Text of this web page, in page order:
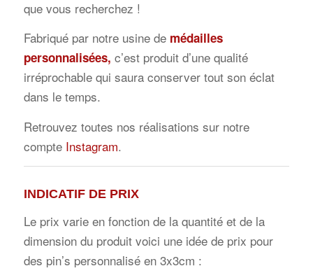
que vous recherchez !
Fabriqué par notre usine de médailles
personnalisées, c’est produit d’une qualité
irréprochable qui saura conserver tout son éclat
dans le temps.
Retrouvez toutes nos réalisations sur notre
compte Instagram.
INDICATIF DE PRIX
Le prix varie en fonction de la quantité et de la
dimension du produit voici une idée de prix pour
des pin’s personnalisé en 3x3cm :